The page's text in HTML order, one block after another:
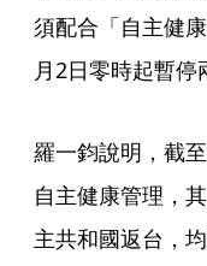
須配合「自主健
月2日零時起暫停
羅一鈞說明，截
自主健康管理，
主共和國返台，